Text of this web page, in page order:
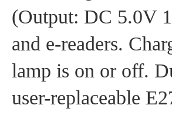
(Output: DC 5.0V
and e-readers.
lamp is on or off.
user-replaceable